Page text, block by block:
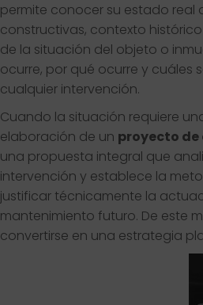
permite conocer su estado real
constructivas, contexto
de la situación del objeto o
ocurre, por qué ocurre y cuáles
cualquier intervención.
Cuando la situación requiere
elaboración de un proyecto
una propuesta integral que
intervención y establece la
justificar técnicamente la
mantenimiento futuro. De este
convertirse en una estrategia